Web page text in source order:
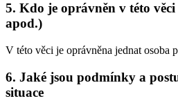
5. Kdo je oprávněn v této
apod.)
V této věci je oprávněna jednat osoba
6. Jaké jsou podmínky a
situace